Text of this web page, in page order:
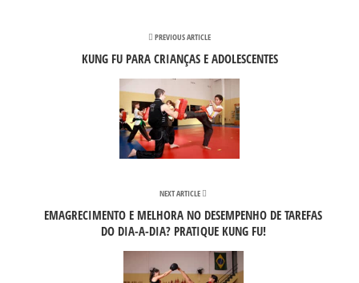
PREVIOUS ARTICLE
KUNG FU PARA CRIANÇAS E ADOLESCENTES
NEXT ARTICLE
EMAGRECIMENTO E MELHORA NO DESEMPENHO DE TAREFAS
DO DIA-A-DIA? PRATIQUE KUNG FU!